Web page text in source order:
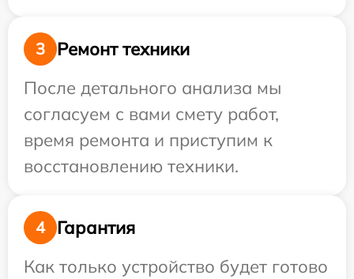
3
Ремонт техники
После детального анализа мы
согласуем с вами смету работ,
время ремонта и приступим к
восстановлению техники.
4
Гарантия
Как только устройство будет готово